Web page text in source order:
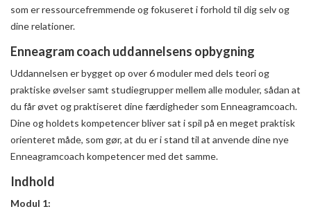
som er ressourcefremmende og fokuseret i forhold til dig selv og
dine relationer.
Enneagram coach uddannelsens opbygning
Uddannelsen er bygget op over 6 moduler med dels teori og
praktiske øvelser samt studiegrupper mellem alle moduler, sådan at
du får øvet og praktiseret dine færdigheder som Enneagramcoach.
Dine og holdets kompetencer bliver sat i spil på en meget praktisk
orienteret måde, som gør, at du er i stand til at anvende dine nye
Enneagramcoach kompetencer med det samme.
Indhold
Modul 1: